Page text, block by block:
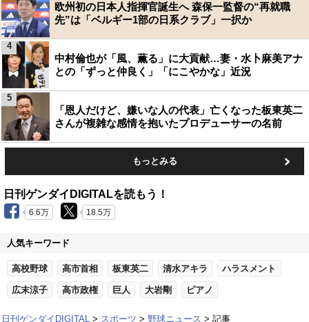
欧州初の日本人指揮官誕生へ 森保一監督の“再就職
先”は「ベルギー1部の日系クラブ」一択か
中村倫也が「風、薫る」に大貢献…妻・水卜麻美アナ
との「ずっと仲良く」「にこやかな」近況
4
「恩人だけど、嫌いな人の代表」亡くなった板東英二
さんが複雑な感情を抱いたプロデューサーの名前
5
もっとみる
日刊ゲンダイDIGITALを読もう！
6.6万 18.5万
人気キーワード
高校野球 高市首相 板東英二 清水アキラ ハラスメント
広末涼子 高市政権 巨人 大岩剛 ピアノ
日刊ゲンダイDIGITAL スポーツ 野球ニュース 記事